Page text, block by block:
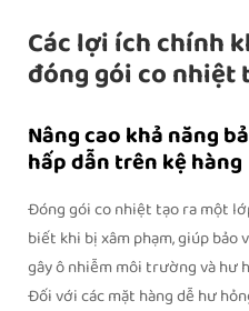
Các lợi ích chính
đóng gói co nhiệt
Nâng cao khả năng
hấp dẫn trên kệ hàng
Đóng gói co nhiệt tạo ra một
biết khi bị xâm phạm, giúp bảo
gây ô nhiễm môi trường và hư
Đối với các mặt hàng dễ hư